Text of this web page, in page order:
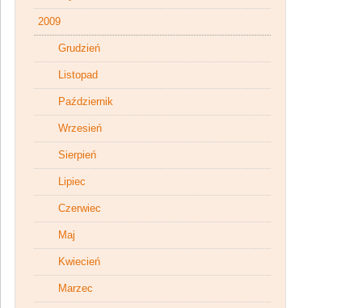
2009
Grudzień
Listopad
Październik
Wrzesień
Sierpień
Lipiec
Czerwiec
Maj
Kwiecień
Marzec